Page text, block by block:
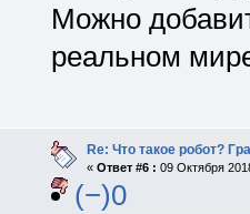
Можно
реальном
Re: Что такое робот?
« Ответ #6 : 09 Октября
(−)0